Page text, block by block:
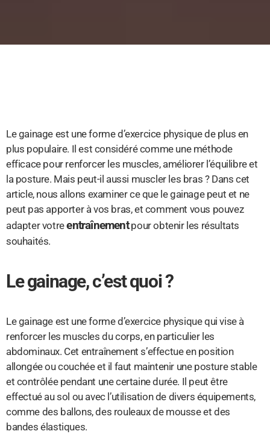
Le gainage est une forme d’exercice physique de plus en
plus populaire. Il est considéré comme une méthode
efficace pour renforcer les muscles, améliorer l’équilibre et
la posture. Mais peut-il aussi muscler les bras ? Dans cet
article, nous allons examiner ce que le gainage peut et ne
peut pas apporter à vos bras, et comment vous pouvez
adapter votreentraînementpour obtenir les résultats
souhaités.
Le gainage, c’est quoi ?
Le gainage est une forme d’exercice physique qui vise à
renforcer les muscles du corps, en particulier les
abdominaux. Cet entraînement s’effectue en position
allongée ou couchée et il faut maintenir une posture stable
et contrôlée pendant une certaine durée. Il peut être
effectué au sol ou avec l’utilisation de divers équipements,
comme des ballons, des rouleaux de mousse et des
bandes élastiques.